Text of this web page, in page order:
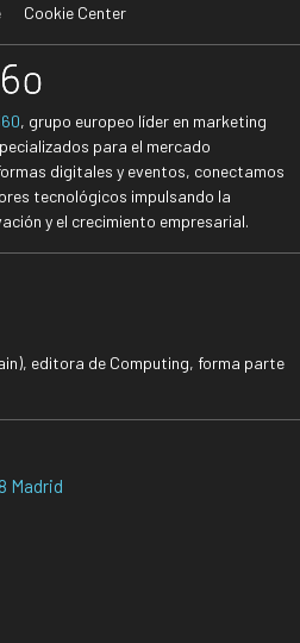
Cookie Center
, grupo europeo líder en marketing
para el mercado
digitales y eventos, conectamos
tecnológicos impulsando la
y el crecimiento empresarial.
editora de Computing, forma parte
Madrid